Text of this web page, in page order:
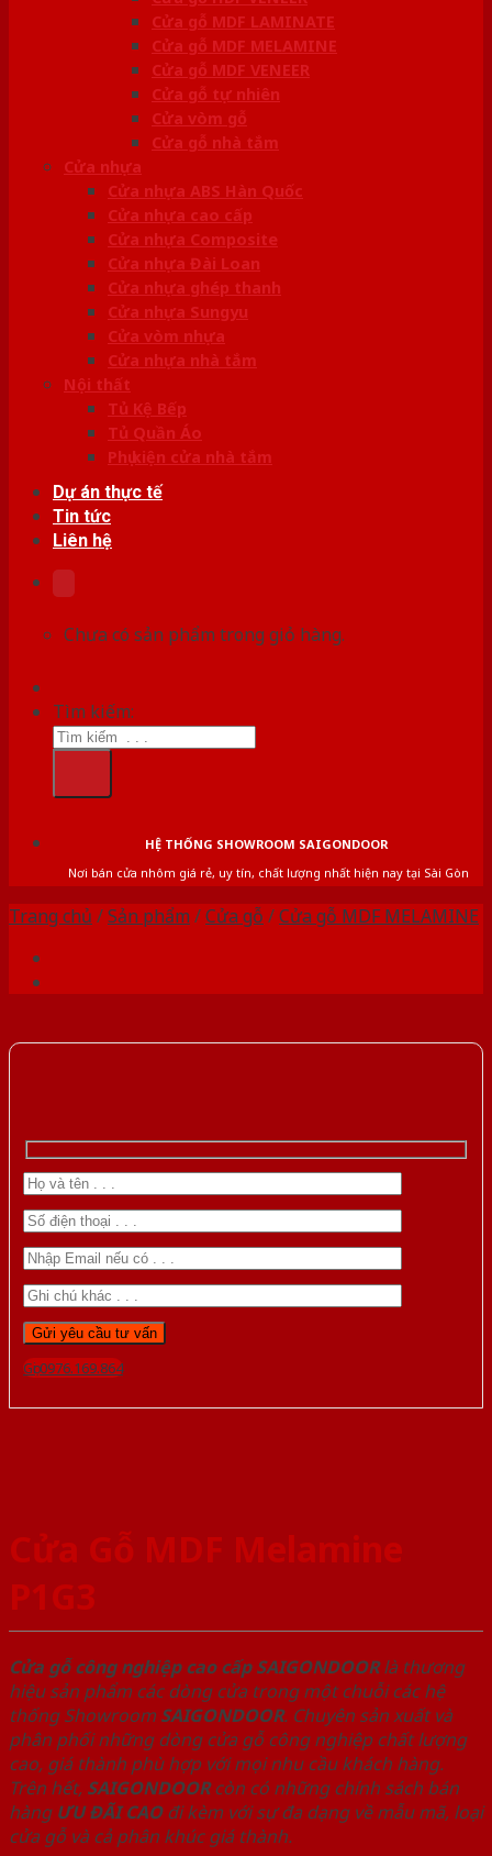
Cửa gỗ MDF LAMINATE
Cửa gỗ MDF MELAMINE
Cửa gỗ MDF VENEER
Cửa gỗ tự nhiên
Cửa vòm gỗ
Cửa gỗ nhà tắm
Cửa nhựa
Cửa nhựa ABS Hàn Quốc
Cửa nhựa cao cấp
Cửa nhựa Composite
Cửa nhựa Đài Loan
Cửa nhựa ghép thanh
Cửa nhựa Sungyu
Cửa vòm nhựa
Cửa nhựa nhà tắm
Nội thất
Tủ Kệ Bếp
Tủ Quần Áo
Phụ kiện cửa nhà tắm
Dự án thực tế
Tin tức
Liên hệ
Chưa có sản phẩm trong giỏ hàng.
Tìm kiếm:
HỆ THỐNG SHOWROOM SAIGONDOOR
Nơi bán cửa nhôm giá rẻ, uy tín, chất lượng nhất hiện nay tại Sài Gòn
Trang chủ /Sản phẩm /Cửa gỗ /Cửa gỗ MDF MELAMINE
Gọi 0976.169.864
Cửa Gỗ MDF Melamine
P1G3
Cửa gỗ công nghiệp cao cấp SAIGONDOORlà thương
hiệu sản phẩm các dòng cửa trong một chuỗi các hệ
thống Showroom SAIGONDOOR. Chuyên sản xuất và
phân phối những dòng cửa gỗ công nghiệp chất lượng
cao, giá thành phù hợp với mọi nhu cầu khách hàng.
Trên hết, SAIGONDOORcòn có những chính sách bán
hàng ƯU ĐÃI CAOđi kèm với sự đa dạng về mẫu mã, loại
cửa gỗ và cả phân khúc giá thành.